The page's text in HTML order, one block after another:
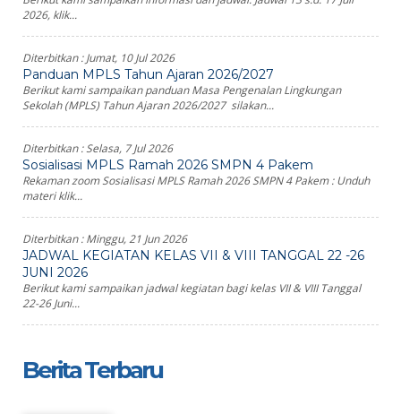
2026, klik...
Diterbitkan :Jumat, 10 Jul 2026
Panduan MPLS Tahun Ajaran 2026/2027
Berikut kami sampaikan panduan Masa Pengenalan Lingkungan
Sekolah (MPLS) Tahun Ajaran 2026/2027 silakan...
Diterbitkan :Selasa, 7 Jul 2026
Sosialisasi MPLS Ramah 2026 SMPN 4 Pakem
Rekaman zoom Sosialisasi MPLS Ramah 2026 SMPN 4 Pakem : Unduh
materi klik...
Diterbitkan :Minggu, 21 Jun 2026
JADWAL KEGIATAN KELAS VII & VIII TANGGAL 22 -26
JUNI 2026
Berikut kami sampaikan jadwal kegiatan bagi kelas VII & VIII Tanggal
22-26 Juni...
Berita Terbaru